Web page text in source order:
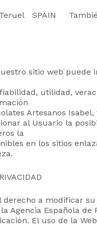
Teruel SPAIN
sitio web
utilidad,
Artesanos
al Usuario la
la
en los sitios
derecho a modificar
Agencia Española
El uso de la